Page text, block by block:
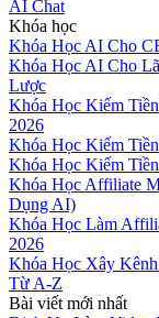
AI Chat
Khóa học
Khóa Học AI Cho
Khóa Học AI Cho
Lược
Khóa Học Kiếm
2026
Khóa Học Kiếm
Khóa Học Kiếm
Khóa Học Affiliate
Dụng AI)
Khóa Học Làm
2026
Khóa Học Xây
Từ A-Z
Bài viết mới nhất